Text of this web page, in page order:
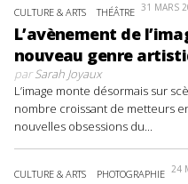
CULTURE & ARTS THÉÂTRE 31 MARS
L’avènement de
nouveau genre
parSarah Joyaux
L’image monte désormais sur
nombre croissant de metteurs
nouvelles obsessions du...
CULTURE & ARTS PHOTOGRAPHIE 24